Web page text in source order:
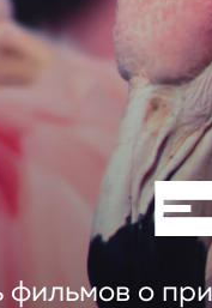
фильмов о